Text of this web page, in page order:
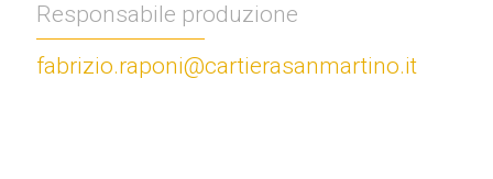
Responsabile produzione
fabrizio.raponi@cartierasanmartino.it